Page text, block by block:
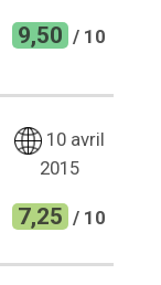
9,50 / 10
10 avril
2015
7,25 / 10